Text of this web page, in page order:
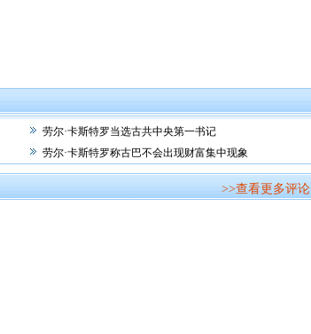
劳尔·卡斯特罗当选古共中央第一书记
劳尔·卡斯特罗称古巴不会出现财富集中现象
>>查看更多评论